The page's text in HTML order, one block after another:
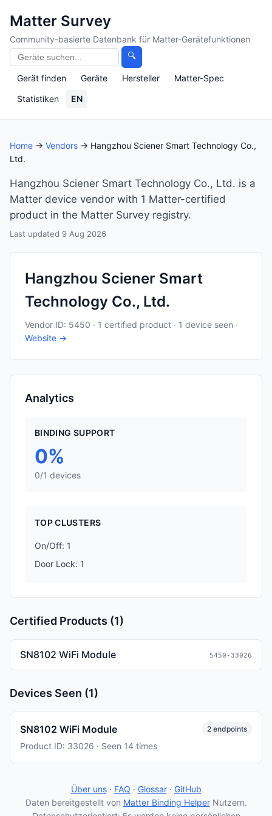
Matter Survey
Community-basierte Datenbank für Matter-Gerätefunktionen
🔍
Gerät finden Geräte Hersteller
Matter-Spec
Statistiken
EN
Home → Vendors → Hangzhou Sciener Smart Technology Co.,
Ltd.
Hangzhou Sciener Smart Technology Co., Ltd. is a
Matter device vendor with 1 Matter-certified
product in the Matter Survey registry.
Last updated 9 Aug 2026
Hangzhou Sciener Smart
Technology Co., Ltd.
Vendor ID: 5450 · 1 certified product · 1 device seen ·
Website →
Analytics
BINDING SUPPORT
0%
0/1 devices
TOP CLUSTERS
On/Off: 1
Door Lock: 1
Certified Products (1)
SN8102 WiFi Module 5450-33026
Devices Seen (1)
SN8102 WiFi Module
Product ID: 33026 · Seen 14 times
2 endpoints
Über uns· FAQ · Glossar· GitHub
Daten bereitgestellt von Matter Binding HelperNutzern.